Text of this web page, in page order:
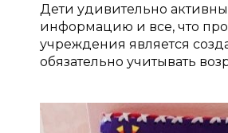
Дети удивительно
информацию и все, что
учреждения является
обязательно учитывать